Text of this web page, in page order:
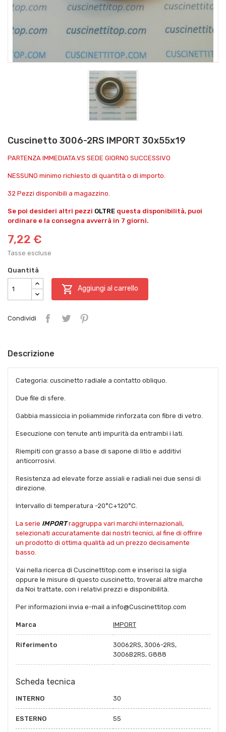
Cuscinetto 3006-2RS IMPORT 30x55x19
PARTENZA IMMEDIATA.VS SEDE GIORNO SUCCESSIVO
NESSUNO minimo richiesto di quantità o di importo.
32 Pezzi disponibili a magazzino.
Se poi desideri altri pezzi OLTRE questa disponibilità, puoi
ordinare e la consegna avverrà in 7 giorni.
7,22 €
Tasse escluse
Quantità
 Aggiungi al carrello
Condividi
Descrizione
Categoria: cuscinetto radiale a contatto obliquo.
Due file di sfere.
Gabbia massiccia in poliammide rinforzata con fibre di vetro.
Esecuzione con tenute anti impurità da entrambi i lati.
Riempiti con grasso a base di sapone di litio e additivi
anticorrosivi.
Resistenza ad elevate forze assiali e radiali nei due sensi di
direzione.
Intervallo di temperatura -20°C+120°C.
La serie IMPORTraggruppa vari marchi internazionali,
selezionati accuratamente dai nostri tecnici, al fine di offrire
un prodotto di ottima qualità ad un prezzo decisamente
basso.
Vai nella ricerca di Cuscinettitop.com e inserisci la sigla
oppure le misure di questo cuscinetto, troverai altre marche
da Noi trattate, con i relativi prezzi e disponibilità.
Per informazioni invia e-mail a info@Cuscinettitop.com
Marca IMPORT
Riferimento
30062RS, 3006-2RS,
3006B2RS, G888
Scheda tecnica
INTERNO 30
ESTERNO 55